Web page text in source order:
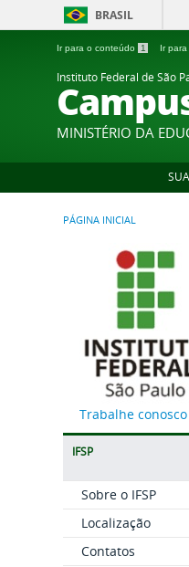
BRASIL
Ir para o conteúdo 1 Ir
Instituto Federal de São
MINISTÉRIO DA
PÁGINA INICIAL
Trabalhe conosco
IFSP
Sobre o IFSP
Localização
Contatos